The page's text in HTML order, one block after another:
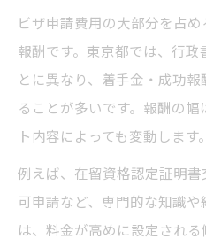
ビザ申請費用の大部分を占
報酬です。東京都では、行
とに異なり、着手金・成功
ることが多いです。報酬の
ト内容によっても変動します。
例えば、在留資格認定証明
可申請など、専門的な知識
は、料金が高めに設定され